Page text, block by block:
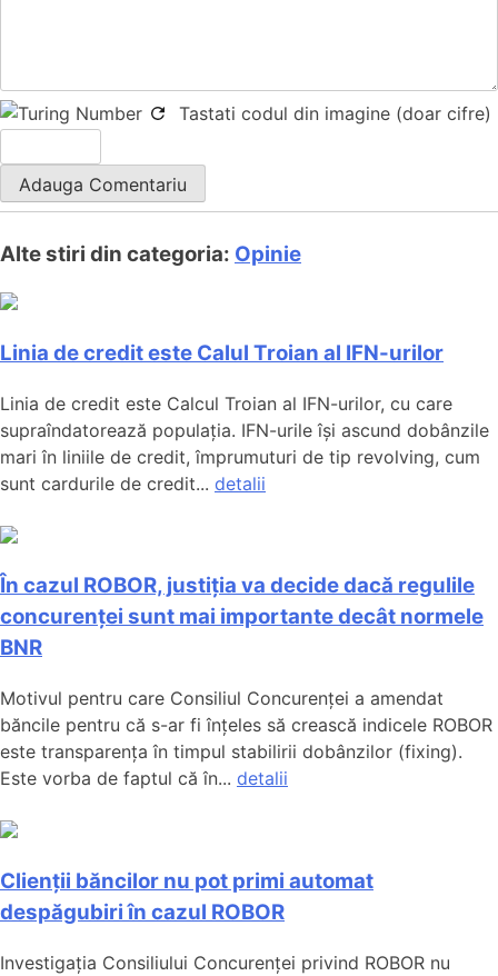
Tastati codul din imagine (doar cifre)
Alte stiri din categoria: Opinie
Linia de credit este Calul Troian al IFN-urilor
Linia de credit este Calcul Troian al IFN-urilor, cu care
supraîndatorează populația. IFN-urile își ascund dobânzile
mari în liniile de credit, împrumuturi de tip revolving, cum
sunt cardurile de credit... detalii
În cazul ROBOR, justiția va decide dacă regulile
concurenței sunt mai importante decât normele
BNR
Motivul pentru care Consiliul Concurenței a amendat
băncile pentru că s-ar fi înțeles să crească indicele ROBOR
este transparența în timpul stabilirii dobânzilor (fixing).
Este vorba de faptul că în... detalii
Clienții băncilor nu pot primi automat
despăgubiri în cazul ROBOR
Investigația Consiliului Concurenței privind ROBOR nu